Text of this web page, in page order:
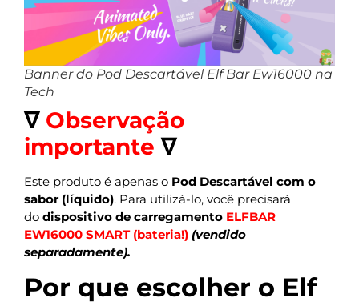
Banner do Pod Descartável Elf Bar Ew16000 na
Tech
∇ Observação
importante ∇
Este produto é apenas o Pod Descartável com o
sabor (líquido). Para utilizá-lo, você precisará
do dispositivo de carregamento ELFBAR
EW16000 SMART (bateria!) (vendido
separadamente).
Por que escolher o Elf